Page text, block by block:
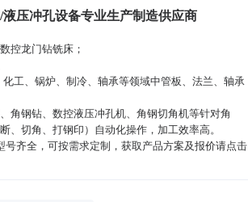
压冲孔设备专业生产制造供应商
控龙门钻铣床；
工、锅炉、制冷、轴承等领域中管板、法兰、轴承
角钢钻、数控液压冲孔机、角钢切角机等针对角
、切角、打钢印）自动化操作，加工效率高。
齐全，可按需求定制，获取产品方案及报价请点击